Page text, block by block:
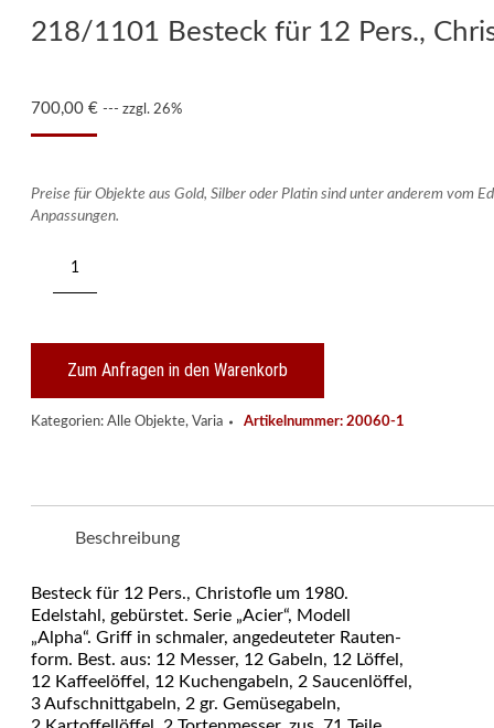
218/1101 Besteck für 12 Pers.,
700,00 € --- zzgl. 26%
Preise für Objekte aus Gold, Silber oder Platin sind unter anderem vom
Anpassungen.
Besteck
Pers.,
Christofle
Menge
Zum Anfragen in den Warenkorb
Kategorien: Alle Objekte, Varia Artikelnummer: 20060-1
Beschreibung
Besteck für 12 Pers., Christofle um 1980.
Edelstahl, gebürstet. Serie „Acier“, Modell
„Alpha“. Griff in schmaler, angedeuteter Rauten-
form. Best. aus: 12 Messer, 12 Gabeln, 12 Löffel,
12 Kaffeelöffel, 12 Kuchengabeln, 2 Saucenlöffel,
3 Aufschnittgabeln, 2 gr. Gemüsegabeln,